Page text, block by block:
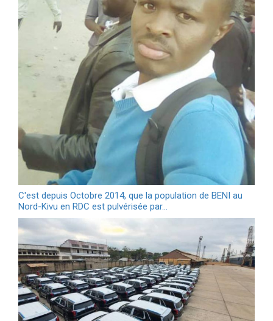
C'est depuis Octobre 2014, que la population de BENI au
Nord-Kivu en RDC est pulvérisée par…